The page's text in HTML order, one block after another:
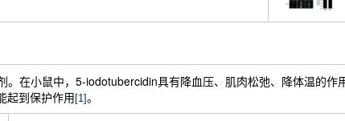
在小鼠中，5-iodotubercidin具有降血压、肌肉松弛、降体温的作
起到保护作用 [1]。